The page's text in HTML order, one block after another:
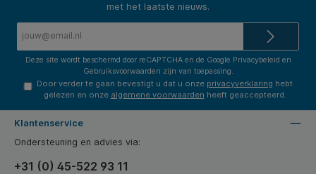
met het laatste nieuws.
Deze site wordt beschermd door reCAPTCHA en de Google Privacybeleid en
Gebruiksvoorwaarden zijn van toepassing.
Door verder te gaan bevestigt u dat u onze privacyverklaring hebt
gelezen en onze algemene voorwaarden heeft geaccepteerd.
Klantenservice
Ondersteuning en advies via:
+31 (0) 45-522 93 11